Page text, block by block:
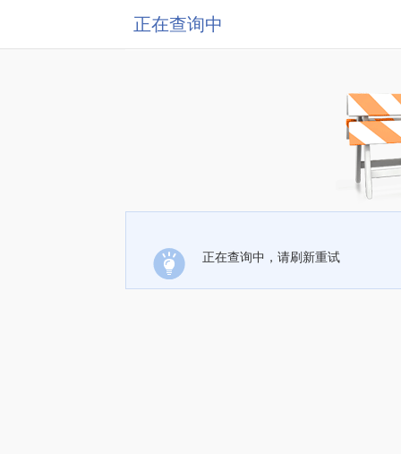
正在查询中
正在查询中，请刷新重试